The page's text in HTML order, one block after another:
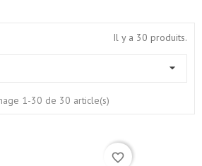
Il y a 30 produits.

1-30 de 30 article(s)
favorite_border